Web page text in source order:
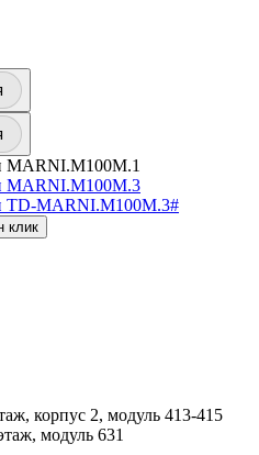
клик
корпус 2, модуль 413-415
модуль 631